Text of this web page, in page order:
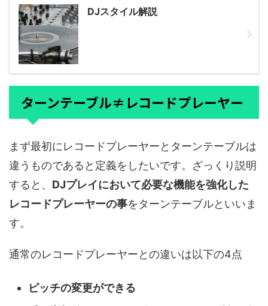
DJスタイル解説
ターンテーブル≠レコードプレーヤー
まず最初にレコードプレーヤーとターンテーブルは
違うものであると定義をしたいです。ざっくり説明
すると、 DJプレイにおいて必要な機能を強化した
レコードプレーヤーの事をターンテーブルといいま
す。
通常のレコードプレーヤーとの違いは以下の4点
ピッチの変更ができる